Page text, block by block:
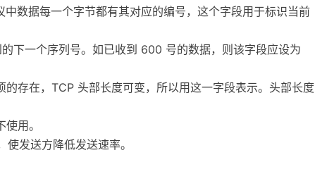
中数据每一个字节都有其对应的编号，这个字段用于标识当前
的下一个序列号。如已收到 600 号的数据，则该字段应设为
的存在，TCP 头部长度可变，所以用这一字段表示。头部长度
用。
使发送方降低发送速率。